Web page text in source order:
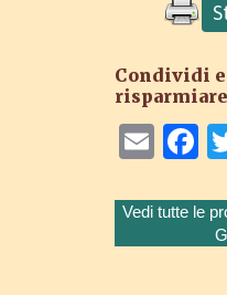
Condividi
Vedi tutte le